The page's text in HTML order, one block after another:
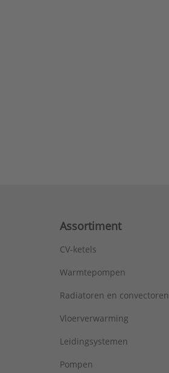
Assortiment
CV-ketels
Warmtepompen
Radiatoren en convectoren
Vloerverwarming
Leidingsystemen
Pompen